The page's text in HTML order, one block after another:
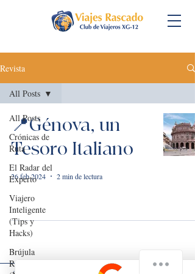
Revista
All Posts
Crónicas de
Ruta
El Radar del
Experto
Viajero
Inteligente
(Tips y
Hacks)
Brújula
Rascado
All Posts
📍Génova, un
Tesoro Italiano
26 feb 2024 2 min de lectura